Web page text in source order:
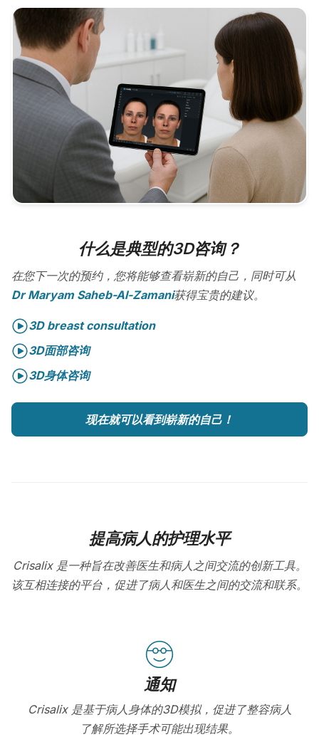
什么是典型的3D咨询？
在您下一次的预约，您将能够查看崭新的自己，同时可从
Dr Maryam Saheb-Al-Zamani获得宝贵的建议。
3D breast consultation
3D面部咨询
3D身体咨询
现在就可以看到崭新的自己！
提高病人的护理水平
Crisalix 是一种旨在改善医生和病人之间交流的创新工具。
该互相连接的平台，促进了病人和医生之间的交流和联系。
通知
Crisalix 是基于病人身体的3D模拟，促进了整容病人
了解所选择手术可能出现结果。